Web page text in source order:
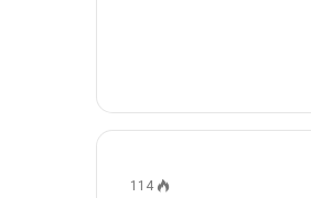
114